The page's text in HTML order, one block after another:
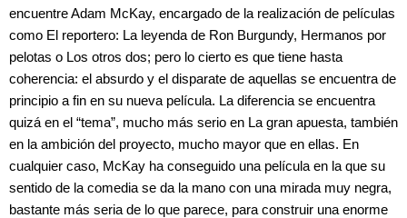
encuentre Adam McKay, encargado de la realización de películas
como El reportero: La leyenda de Ron Burgundy, Hermanos por
pelotas o Los otros dos; pero lo cierto es que tiene hasta
coherencia: el absurdo y el disparate de aquellas se encuentra de
principio a fin en su nueva película. La diferencia se encuentra
quizá en el “tema”, mucho más serio en La gran apuesta, también
en la ambición del proyecto, mucho mayor que en ellas. En
cualquier caso, McKay ha conseguido una película en la que su
sentido de la comedia se da la mano con una mirada muy negra,
bastante más seria de lo que parece, para construir una enorme